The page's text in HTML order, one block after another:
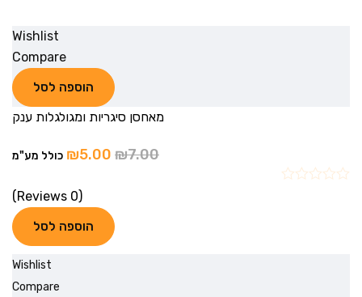
Wishlist
Compare
הוספה לסל
מאחסן סיגריות ומגולגלות ענק
₪7.00
₪5.00 כולל מע"מ
(0 Reviews)
הוספה לסל
Wishlist
Compare